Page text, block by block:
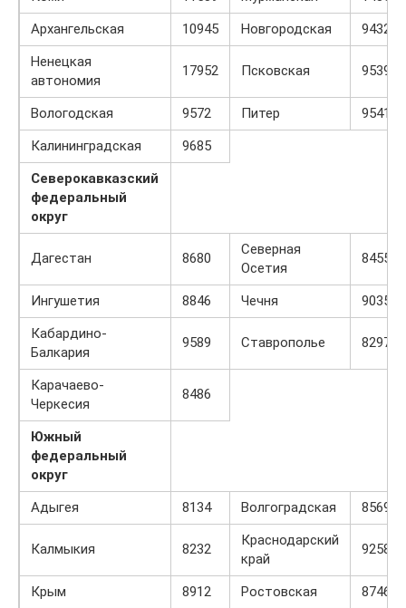
Архангельская
10945 Новгородская
9432
Ненецкая
автономия
17952 Псковская 9539
Вологодская 9572 Питер
9541
Калининградская
9685
Северокавказский
федеральный
округ
Дагестан 8680
Северная
Осетия
8455
Ингушетия 8846 Чечня
9035
Кабардино-
Балкария
9589 Ставрополье 8297
Карачаево-
Черкесия
8486
Южный
федеральный
округ
Адыгея
8134 Волгоградская 8569
Калмыкия 8232
Краснодарский
край
9258
Крым 8912 Ростовская
8746